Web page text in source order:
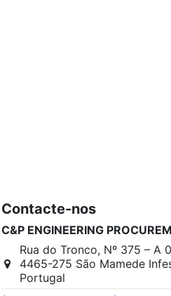
Contacte-nos
C&P ENGINEERING
Rua do Tronco, Nº 375 – A
4465-275 São Mamede
Portugal